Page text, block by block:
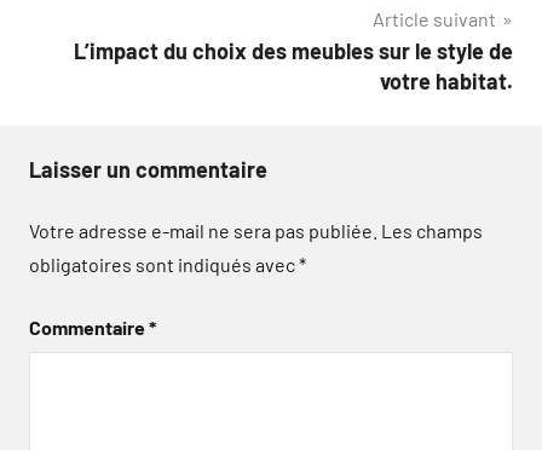
Article suivant
L’impact du choix des meubles sur le style de
votre habitat.
Laisser un commentaire
Votre adresse e-mail ne sera pas publiée. Les champs
obligatoires sont indiqués avec*
Commentaire*